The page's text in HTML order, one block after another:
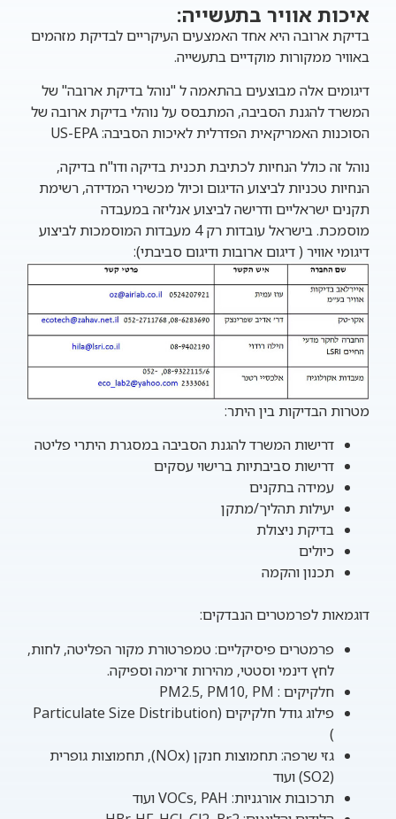
איכות אוויר בתעשייה:
בדיקת ארובה היא אחד האמצעים העיקריים לבדיקת מזהמים
באוויר ממקורות מוקדיים בתעשייה.
דיגומים אלה מבוצעים בהתאמה ל "נוהל בדיקת ארובה" של
המשרד להגנת הסביבה, המתבסס על נוהלי בדיקת ארובה של
הסוכנות האמריקאית הפדרלית לאיכות הסביבה: US-EPA
נוהל זה כולל הנחיות לכתיבת תכנית בדיקה ודו"ח בדיקה,
הנחיות טכניות לביצוע הדיגום וכיול מכשירי המדידה, רשימת
תקנים ישראליים ודרישה לביצוע אנליזה במעבדה
מוסמכת.
בישראל עובדות רק 4 מעבדות המוסמכות לביצוע
דיגומי אוויר ( דיגום ארובות ודיגום סביבתי):
מטרות הבדיקות בין היתר:
דרישות המשרד להגנת הסביבה במסגרת היתרי פליטה
דרישות סביבתיות ברישוי עסקים
עמידה בתקנים
יעילות תהליך/מתקן
בדיקת ניצולת
כיולים
תכנון והקמה
דוגמאות לפרמטרים הנבדקים:
פרמטרים פיסיקליים: טמפרטורת מקור הפליטה, לחות,
לחץ דינמי וסטטי, מהירות זרימה וספיקה.
חלקיקים : PM2.5, PM10, PM
פילוג גודל חלקיקים (Particulate Size Distribution
)
גזי שרפה: תחמוצות חנקן (NOx), תחמוצות גופרית
(SO2) ועוד
תרכובות אורגניות: VOCs, PAH ועוד